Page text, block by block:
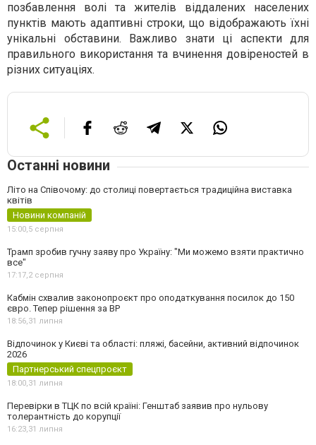
позбавлення волі та жителів віддалених населених
пунктів мають адаптивні строки, що відображають їхні
унікальні обставини. Важливо знати ці аспекти для
правильного використання та вчинення довіреностей в
різних ситуаціях.
Останні новини
Літо на Співочому: до столиці повертається традиційна виставка
квітів
Новини компаній
15:00,5 серпня
Трамп зробив гучну заяву про Україну: "Ми можемо взяти практично
все"
17:17,2 серпня
Кабмін схвалив законопроєкт про оподаткування посилок до 150
євро. Тепер рішення за ВР
18:56,31 липня
Відпочинок у Києві та області: пляжі, басейни, активний відпочинок
2026
Партнерський спецпроєкт
18:00,31 липня
Перевірки в ТЦК по всій країні: Генштаб заявив про нульову
толерантність до корупції
16:23,31 липня